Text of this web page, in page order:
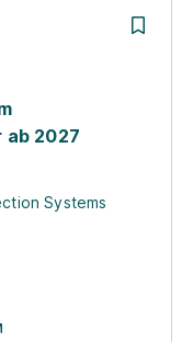
ab 2027
Systems